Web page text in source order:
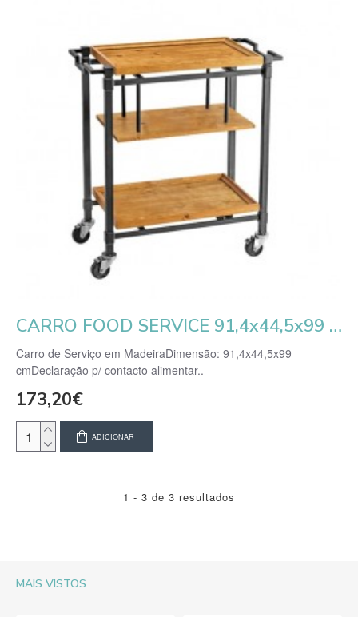
CARRO FOOD SERVICE 91,4x44,5x99 CM NATURAL MADEIRA
Carro de Serviço em MadeiraDimensão: 91,4x44,5x99
cmDeclaração p/ contacto alimentar..
173,20€
ADICIONAR
1 - 3 de 3 resultados
MAIS VISTOS